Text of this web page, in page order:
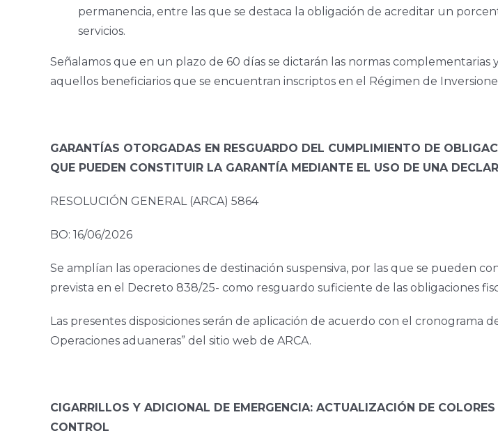
permanencia, entre las que se destaca la obligación de acreditar un
servicios.
Señalamos que en un plazo de 60 días se dictarán las normas
aquellos beneficiarios que se encuentran inscriptos en el Régimen de
GARANTÍAS OTORGADAS EN RESGUARDO DEL CUMPLIMIENTO DE
QUE PUEDEN CONSTITUIR LA GARANTÍA MEDIANTE EL USO DE UNA
RESOLUCIÓN GENERAL (ARCA) 5864
BO: 16/06/2026
Se amplían las operaciones de destinación suspensiva, por las que se pueden
prevista en el Decreto 838/25- como resguardo suficiente de las obligaciones
Las presentes disposiciones serán de aplicación de acuerdo con el
Operaciones aduaneras” del sitio web de ARCA.
CIGARRILLOS Y ADICIONAL DE EMERGENCIA: ACTUALIZACIÓN DE
CONTROL